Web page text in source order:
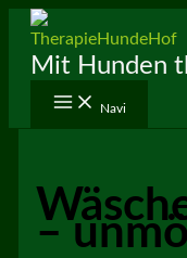
Zum
Inhalt
springen
Mit Hunden
Navi
–